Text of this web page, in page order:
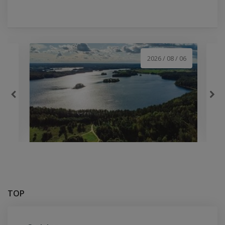
2026 / 08 / 06
TOP